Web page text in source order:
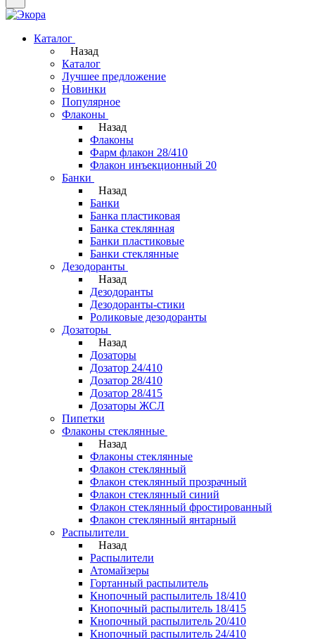
Каталог
Назад
Каталог
Лучшее предложение
Новинки
Популярное
Флаконы
Назад
Флаконы
Фарм флакон 28/410
Флакон инъекционный 20
Банки
Назад
Банки
Банка пластиковая
Банка стеклянная
Банки пластиковые
Банки стеклянные
Дезодоранты
Назад
Дезодоранты
Дезодоранты-стики
Роликовые дезодоранты
Дозаторы
Назад
Дозаторы
Дозатор 24/410
Дозатор 28/410
Дозатор 28/415
Дозаторы ЖСЛ
Пипетки
Флаконы стеклянные
Назад
Флаконы стеклянные
Флакон стеклянный
Флакон стеклянный прозрачный
Флакон стеклянный синий
Флакон стеклянный фростированный
Флакон стеклянный янтарный
Распылители
Назад
Распылители
Атомайзеры
Гортанный распылитель
Кнопочный распылитель 18/410
Кнопочный распылитель 18/415
Кнопочный распылитель 20/410
Кнопочный распылитель 24/410